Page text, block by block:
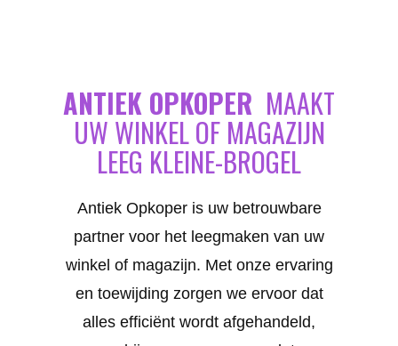
ANTIEK OPKOPER MAAKT
UW WINKEL OF MAGAZIJN
LEEG KLEINE-BROGEL
Antiek Opkoper is uw betrouwbare
partner voor het leegmaken van uw
winkel of magazijn. Met onze ervaring
en toewijding zorgen we ervoor dat
alles efficiënt wordt afgehandeld,